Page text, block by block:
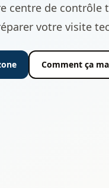
centre de contrôle
votre visite
Comment ça